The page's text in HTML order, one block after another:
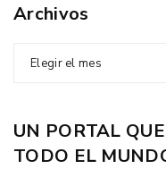
Archivos
Elegir el mes
UN PORTAL
TODO EL